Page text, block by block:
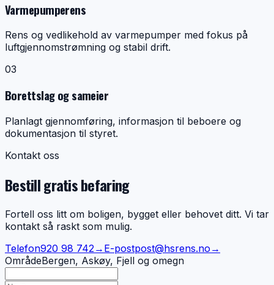
Varmepumperens
Rens og vedlikehold av varmepumper med fokus på
luftgjennomstrømning og stabil drift.
03
Borettslag og sameier
Planlagt gjennomføring, informasjon til beboere og
dokumentasjon til styret.
Kontakt oss
Bestill gratis befaring
Fortell oss litt om boligen, bygget eller behovet ditt. Vi tar
kontakt så raskt som mulig.
Telefon920 98 742 → E-postpost@hsrens.no →
OmrådeBergen, Askøy, Fjell og omegn